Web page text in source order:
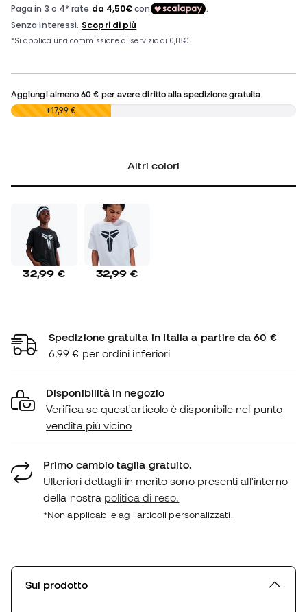
Aggiungi almeno60 € per avere diritto alla spedizione gratuita
0,00 € +17,99 €
Altri colori
32,99 € 32,99 €
Spedizione gratuita in Italia a partire da 60 €
6,99 € per ordini inferiori
Disponibilità in negozio
Verifica se quest'articolo è disponibile nel punto
vendita più vicino
Primo cambio taglia gratuito.
Ulteriori dettagli in merito sono presenti all'interno
della nostra politica di reso.
*Non applicabile agli articoli personalizzati.
Sul prodotto